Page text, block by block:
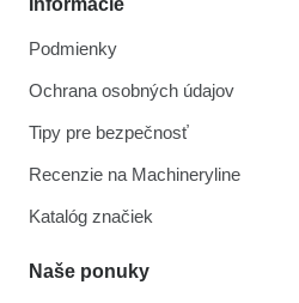
Informácie
Podmienky
Ochrana osobných údajov
Tipy pre bezpečnosť
Recenzie na Machineryline
Katalóg značiek
Naše ponuky